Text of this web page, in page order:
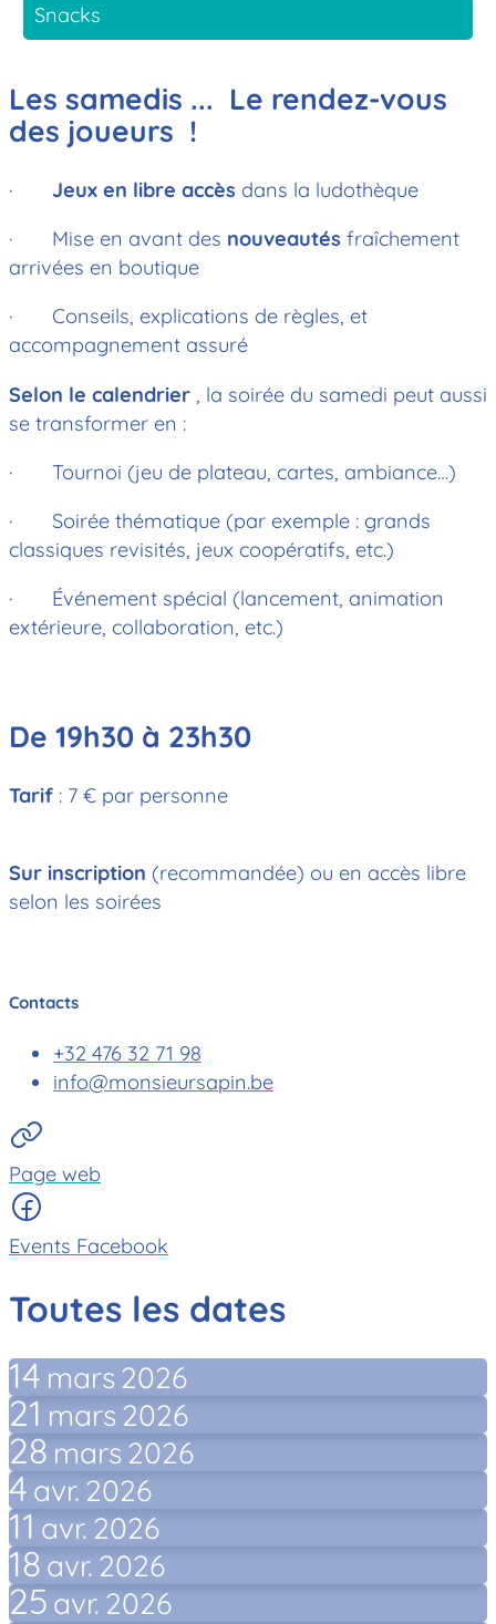
Snacks
Les samedis ... Le rendez-vous
des joueurs !
· Jeux en libre accès dans la ludothèque
· Mise en avant des nouveautés fraîchement
arrivées en boutique
· Conseils, explications de règles, et
accompagnement assuré
Selon le calendrier , la soirée du samedi peut aussi
se transformer en :
· Tournoi (jeu de plateau, cartes, ambiance…)
· Soirée thématique (par exemple : grands
classiques revisités, jeux coopératifs, etc.)
· Événement spécial (lancement, animation
extérieure, collaboration, etc.)
De 19h30 à 23h30
Tarif : 7 € par personne
Sur inscription (recommandée) ou en accès libre
selon les soirées
Contacts
+32 476 32 71 98
info@monsieursapin.be
Page web
Events Facebook
Toutes les dates
14 mars 2026
21 mars2026
28 mars2026
4 avr. 2026
11 avr. 2026
18 avr. 2026
25 avr. 2026